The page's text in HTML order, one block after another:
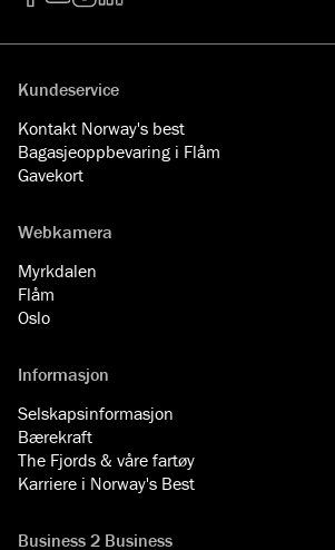
Kundeservice
Kontakt Norway's best
Bagasjeoppbevaring i Flåm
Gavekort
Webkamera
Myrkdalen
Flåm
Oslo
Informasjon
Selskapsinformasjon
Bærekraft
The Fjords & våre fartøy
Karriere i Norway's Best
Business 2 Business